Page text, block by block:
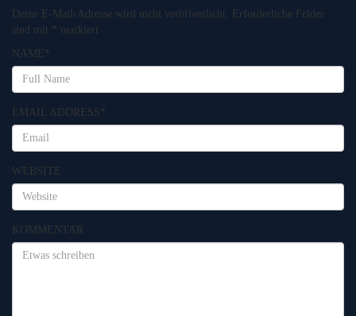
Deine E-Mail-Adresse wird nicht veröffentlicht.
Erforderliche Felder
sind mit * markiert
NAME *
EMAIL ADDRESS*
WEBSITE
KOMMENTAR